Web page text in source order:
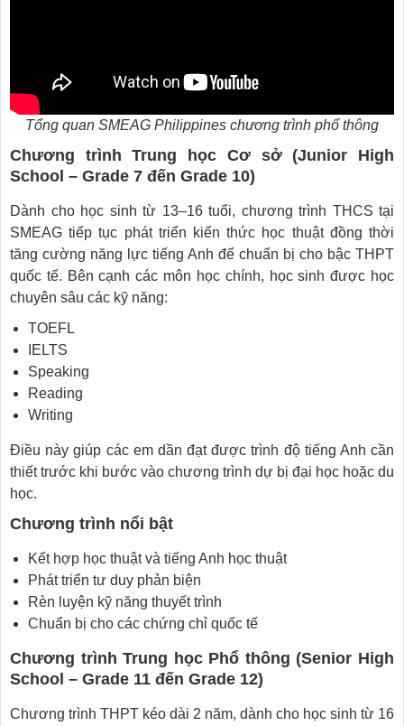
Tổng quan SMEAG Philippines chương trình phổ thông
Chương trình Trung học Cơ sở (Junior High
School – Grade 7 đến Grade 10)
Dành cho học sinh từ 13–16 tuổi, chương trình THCS tại
SMEAG tiếp tục phát triển kiến thức học thuật đồng thời
tăng cường năng lực tiếng Anh để chuẩn bị cho bậc THPT
quốc tế. Bên cạnh các môn học chính, học sinh được học
chuyên sâu các kỹ năng:
TOEFL
IELTS
Speaking
Reading
Writing
Điều này giúp các em dần đạt được trình độ tiếng Anh cần
thiết trước khi bước vào chương trình dự bị đại học hoặc du
học.
Chương trình nổi bật
Kết hợp học thuật và tiếng Anh học thuật
Phát triển tư duy phản biện
Rèn luyện kỹ năng thuyết trình
Chuẩn bị cho các chứng chỉ quốc tế
Chương trình Trung học Phổ thông (Senior High
School – Grade 11 đến Grade 12)
Chương trình THPT kéo dài 2 năm, dành cho học sinh từ 16